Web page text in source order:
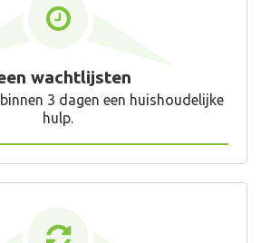
wachtlijsten
3 dagen een huishoudelijke
hulp.